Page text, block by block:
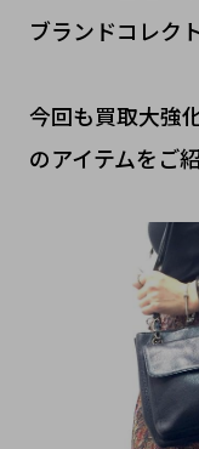
ブランドコレク
今回も買取大強
のアイテムをご